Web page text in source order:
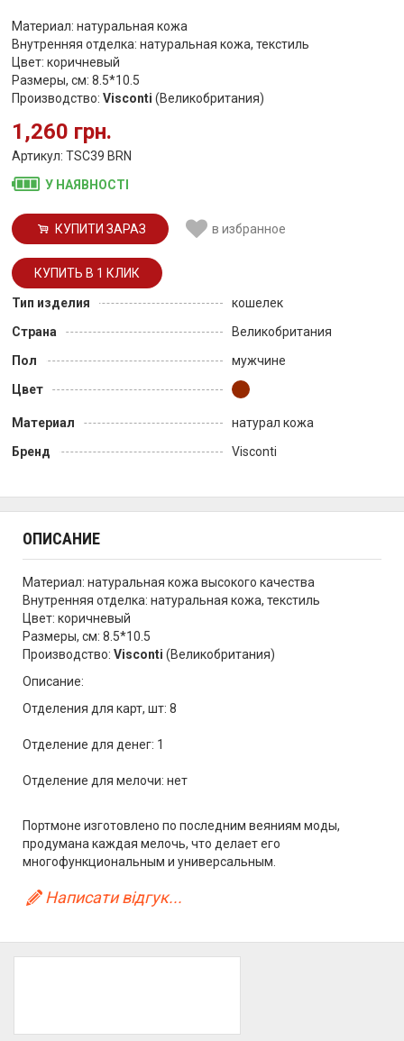
Материал: натуральная кожа
Внутренняя отделка: натуральная кожа, текстиль
Цвет: коричневый
Размеры, см: 8.5*10.5
Производство: Visconti (Великобритания)
1,260 грн.
Артикул: TSC39 BRN
У НАЯВНОСТІ
КУПИТИ ЗАРАЗ в избранное
Тип изделия
кошелек
Страна
Великобритания
Пол
мужчине
Цвет
Материал
натурал кожа
Бренд
Visconti
ОПИСАНИЕ
Материал: натуральная кожа высокого качества
Внутренняя отделка: натуральная кожа, текстиль
Цвет: коричневый
Размеры, см: 8.5*10.5
Производство: Visconti (Великобритания)
Описание:
Отделения для карт, шт: 8
Отделение для денег: 1
Отделение для мелочи: нет
Портмоне изготовлено по последним веяниям моды,
продумана каждая мелочь, что делает его
многофункциональным и универсальным.
Написати відгук...